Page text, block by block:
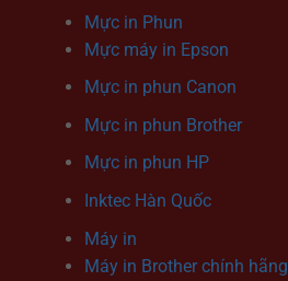
Mực in Phun
Mực máy in Epson
Mực in phun Canon
Mực in phun Brother
Mực in phun HP
Inktec Hàn Quốc
Máy in
Máy in Brother chính hãng